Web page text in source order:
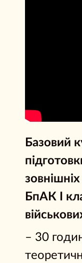
Базовий
зовнішніх
БпАК І
– 30